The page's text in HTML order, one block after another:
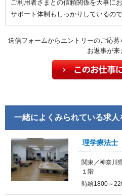
ご利用者さまとの信頼関係を大事に
サポート体制もしっかりしているの
送信フォームからエントリーのご応
お返事が来
一緒によくみられている求人
理学療法士
関東／神奈川
１階
時給1800～